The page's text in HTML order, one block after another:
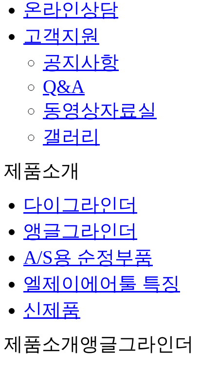
온라인상담
고객지원
공지사항
Q&A
동영상자료실
갤러리
제품소개
다이그라인더
앵글그라인더
A/S용 순정부품
엘제이에어툴 특징
신제품
제품소개앵글그라인더